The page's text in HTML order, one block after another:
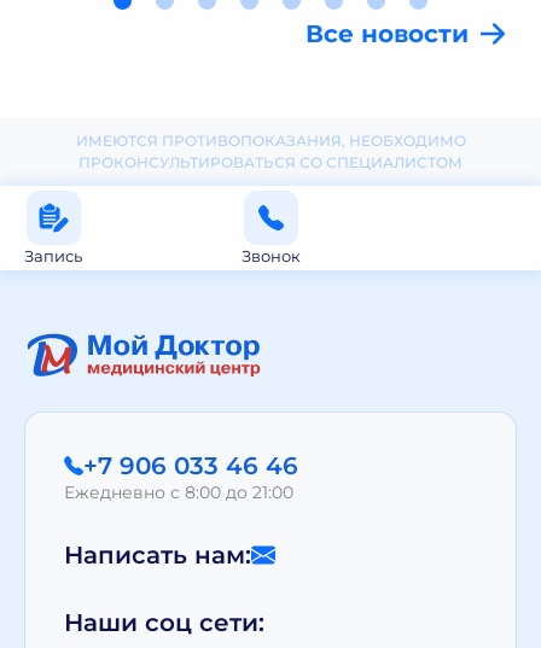
Все новости
ИМЕЮТСЯ ПРОТИВОПОКАЗАНИЯ, НЕОБХОДИМО
ПРОКОНСУЛЬТИРОВАТЬСЯ СО СПЕЦИАЛИСТОМ
Запись Звонок
+7 906 033 46 46
Ежедневно с 8:00 до 21:00
Написать нам:
Наши соц сети: